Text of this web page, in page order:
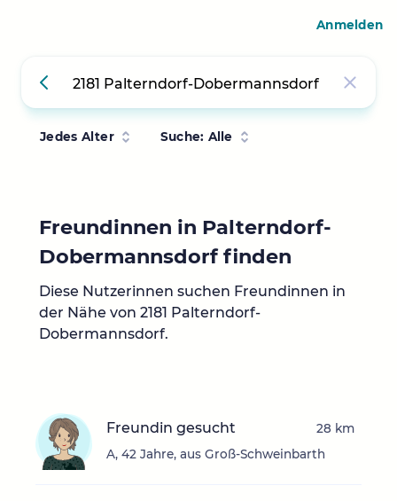
Jedes Alter Suche: Alle
Freundinnen in Palterndorf-
Dobermannsdorf finden
Diese Nutzerinnen suchen Freundinnen in
der Nähe von 2181 Palterndorf-
Dobermannsdorf.
Freundin gesucht
A, 42 Jahre, aus Groß-Schweinbarth
28 km
Anmelden